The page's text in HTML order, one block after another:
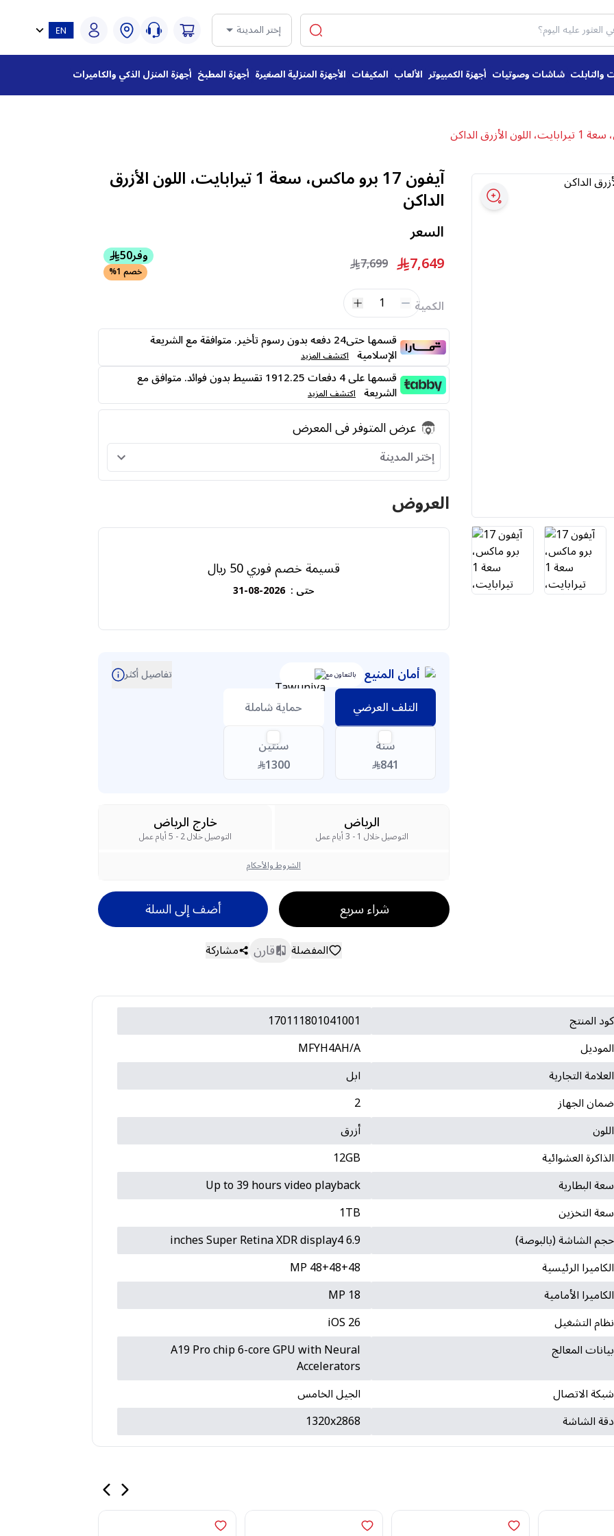
إختر المدينة
والتابلت شاشات وصوتيات أجهزة الكمبيوتر الألعاب المكيفات الأجهزة المنزلية الصغيرة أجهزة المطبخ أجهزة المنزل الذكي والكاميرات
آيفون 17 برو ماكس، سعة 1 تيرابايت، اللون الأزرق
الداكن
السعر
7,649
7,699 وفر50
خصم 1%
الكمية 1
قسمها حتى24 دفعه بدون رسوم تأخير. متوافقة مع الشريعة
الإسلامية اكتشف المزيد
قسمها على 4 دفعات 1912.25 تقسيط بدون فوائد. متوافق مع
الشريعة اكتشف المزيد
عرض المتوفر فى المعرض
إختر المدينة
العروض
قسيمة خصم فوري 50 ريال
حتى :
2026-08-31
أمان المنيع بالتعاون مع تفاصيل أكثر
التلف العرضي
حماية شاملة
سنة
841
سنتين
1300
الرياض
التوصيل خلال 1 - 3 أيام عمل
خارج الرياض
التوصيل خلال 2 - 5 أيام عمل
الشروط والأحكام
شراء سريع أضف إلى السلة
المفضلة قارن مشاركة
كود المنتج
170111801041001
الموديل
MFYH4AH/A
العلامة التجارية
ابل
ضمان الجهاز
2
اللون
أزرق
الذاكرة العشوائية
12GB
سعة البطارية
Up to 39 hours video playback
سعة التخزين
1TB
حجم الشاشة (بالبوصة)
6.9 inches Super Retina XDR display4
الكاميرا الرئيسية
48+48+48 MP
الكاميرا الأمامية
18 MP
نظام التشغيل
iOS 26
بيانات المعالج
A19 Pro chip 6-core GPU with Neural
Accelerators
شبكة الاتصال
الجيل الخامس
دقة الشاشة
1320x2868